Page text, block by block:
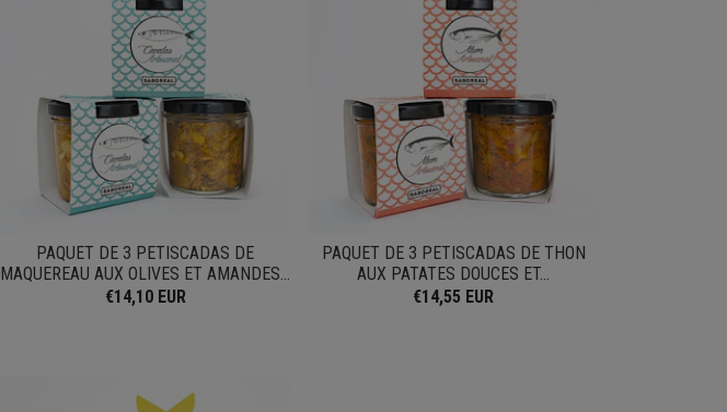
PAQUET DE 3 PETISCADAS DE
MAQUEREAU AUX OLIVES ET AMANDES...
€14,10 EUR
PAQUET DE 3 PETISCADAS DE THON
AUX PATATES DOUCES ET...
€14,55 EUR